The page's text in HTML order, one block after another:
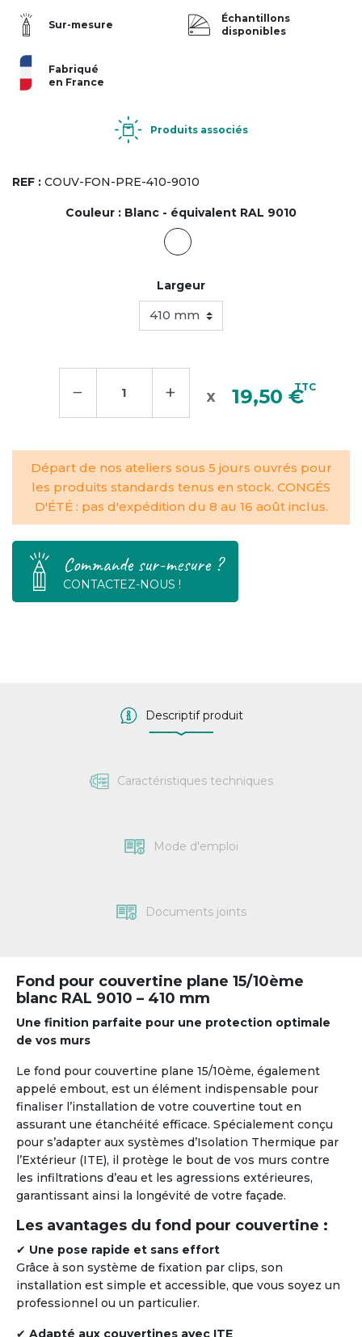
Sur-mesure
Échantillons
disponibles
Fabriqué
en France
Produits associés
REF : COUV-FON-PRE-410-9010
Couleur : Blanc - équivalent RAL 9010
Largeur
− + 19,50 €TTC
Départ de nos ateliers sous 5 jours ouvrés pour
les produits standards tenus en stock. CONGÉS
D'ÉTÉ : pas d'expédition du 8 au 16 août inclus.
Commande sur-mesure ?
CONTACTEZ-NOUS !
Descriptif produit
Caractéristiques techniques
Mode d'emploi
Documents joints
Fond pour couvertine plane 15/10ème
blanc RAL 9010 – 410 mm
Une finition parfaite pour une protection optimale
de vos murs
Le fond pour couvertine plane 15/10ème, également
appelé embout, est un élément indispensable pour
finaliser l’installation de votre couvertine tout en
assurant une étanchéité efficace. Spécialement conçu
pour s’adapter aux systèmes d’Isolation Thermique par
l’Extérieur (ITE), il protège le bout de vos murs contre
les infiltrations d’eau et les agressions extérieures,
garantissant ainsi la longévité de votre façade.
Les avantages du fond pour couvertine :
✔ Une pose rapide et sans effort
Grâce à son système de fixation par clips, son
installation est simple et accessible, que vous soyez un
professionnel ou un particulier.
✔ Adapté aux couvertines avec ITE